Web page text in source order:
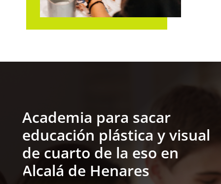
Academia para sacar
educación plástica y visual
de cuarto de la eso en
Alcalá de Henares